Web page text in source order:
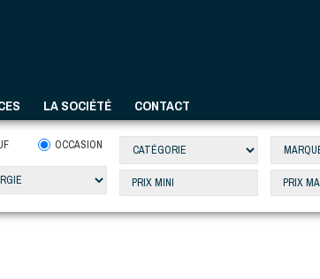
LA SOCIÉTÉ CONTACT
OCCASION